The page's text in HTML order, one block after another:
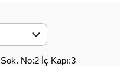
No:2 İç Kapı:3